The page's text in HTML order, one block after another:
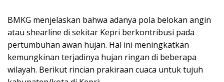
BMKG menjelaskan bahwa adanya pola belokan angin
atau shearline di sekitar Kepri berkontribusi pada
pertumbuhan awan hujan. Hal ini meningkatkan
kemungkinan terjadinya hujan ringan di beberapa
wilayah. Berikut rincian prakiraan cuaca untuk tujuh